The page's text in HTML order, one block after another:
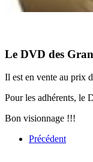
Le DVD des
Il est en vente au prix
Pour les adhérents, le
Bon visionnage !!!
Précédent